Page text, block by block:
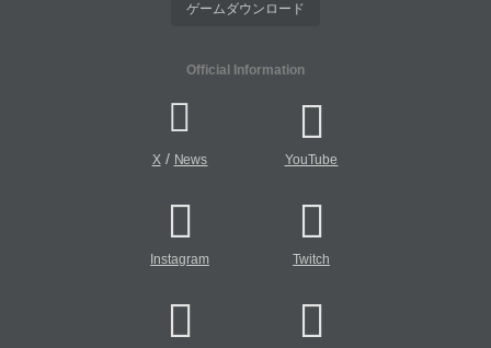
ゲームダウンロード
Official Information
X/ News YouTube
Instagram Twitch